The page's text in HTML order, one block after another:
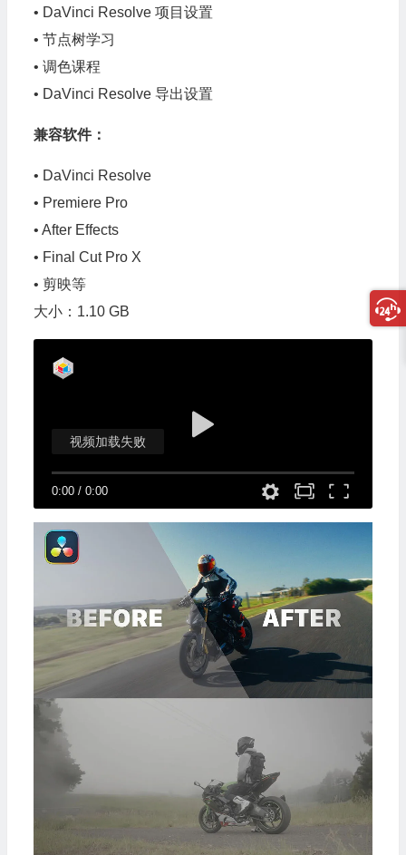
• DaVinci Resolve 项目设置
• 节点树学习
• 调色课程
• DaVinci Resolve 导出设置
兼容软件：
• DaVinci Resolve
• Premiere Pro
• After Effects
• Final Cut Pro X
• 剪映等
大小：1.10 GB
0:00/ 0:00
视频加载失败